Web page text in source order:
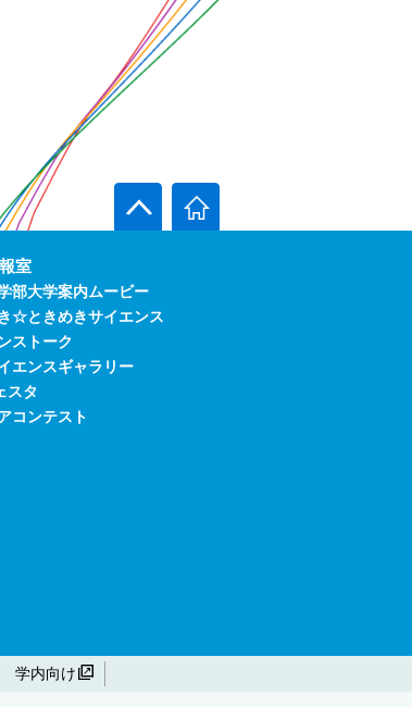
室
部大学案内ムービー
☆ときめきサイエンス
ストーク
エンスギャラリー
スタ
コンテスト
学内向け